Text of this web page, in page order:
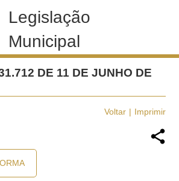
Legislação
Municipal
DE 11 DE JUNHO DE
Voltar Imprimir